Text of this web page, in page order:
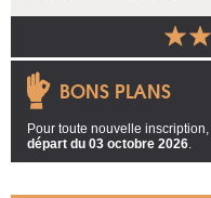
BONS PLANS
Pour toute nouvelle inscription,
départ du 03 octobre 2026